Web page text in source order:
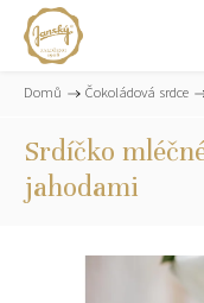
Domů / Čokoládová srdce /
Srdíčko
jahodami